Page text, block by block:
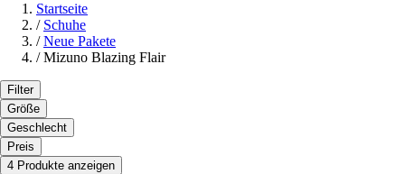
Startseite
/ Schuhe
/ Neue Pakete
/ Mizuno Blazing Flair
Filter
Größe
Geschlecht
Preis
4 Produkte anzeigen